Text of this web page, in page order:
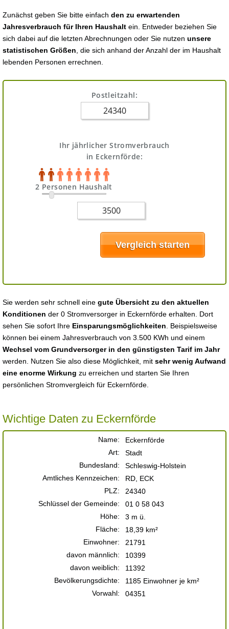
Zunächst geben Sie bitte einfach den zu erwartenden
Jahresverbrauch für Ihren Haushalt ein. Entweder beziehen Sie
sich dabei auf die letzten Abrechnungen oder Sie nutzen unsere
statistischen Größen , die sich anhand der Anzahl der im Haushalt
lebenden Personen errechnen.
Postleitzahl:
Ihr jährlicher Stromverbrauch
in Eckernförde:
2 Personen Haushalt
Sie werden sehr schnell eine gute Übersicht zu den aktuellen
Konditionen der 0 Stromversorger in Eckernförde erhalten. Dort
sehen Sie sofort Ihre Einsparungsmöglichkeiten . Beispielsweise
können bei einem Jahresverbrauch von 3.500 KWh und einem
Wechsel vom Grundversorger in den günstigsten Tarif im Jahr
werden. Nutzen Sie also diese Möglichkeit, mit sehr wenig Aufwand
eine enorme Wirkung zu erreichen und starten Sie Ihren
persönlichen Stromvergleich für Eckernförde.
Wichtige Daten zu Eckernförde
Name:
Eckernförde
Art:
Stadt
Bundesland:
Schleswig-Holstein
Amtliches Kennzeichen:
RD, ECK
PLZ:
24340
Schlüssel der Gemeinde:
01 0 58 043
Höhe:
3 m ü.
Fläche:
18,39 km²
Einwohner:
21791
davon männlich:
10399
davon weiblich:
11392
Bevölkerungsdichte:
1185 Einwohner je km²
Vorwahl:
04351